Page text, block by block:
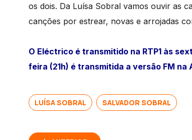
os dois. Da Luísa Sobral vamos ouvir as
canções por estrear, novas e arrojadas
O Eléctrico é transmitido na RTP1 às
feira (21h) é transmitida a versão FM na
LUÍSA SOBRAL SALVADOR SOBRAL